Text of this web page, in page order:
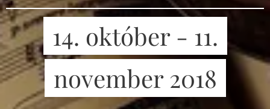
14. október - 11.
november 2018